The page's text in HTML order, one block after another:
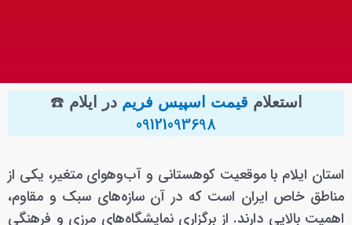
استعلام قیمت اسپیس فریم در ایلام ☎️
09121093698
استان ایلام با موقعیت کوهستانی و آب‌وهوای متغیر، یکی از
مناطق خاص ایران است که در آن سازه‌های سبک و مقاوم،
اهمیت بالایی دارند. از برگزاری نمایشگاه‌های مرزی و فرهنگی